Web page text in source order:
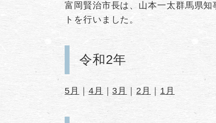
富岡賢治市長は、山本一太群馬県
トを行いました。
令和2年
5月 ｜4月 ｜3月 ｜2月 1月